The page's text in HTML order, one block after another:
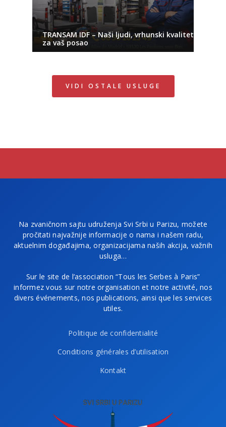
TRANSAM IDF – Naši ljudi, vrhunski kvalitet
za vaš posao
VIDI OSTALE USLUGE
Na zvaničnom sajtu udruženja Svi Srbi u Parizu, možete
pročitati najvažnije informacije o nama i našem radu,
aktuelnim događajima, organizacijama naših akcija, važnih
usluga…
Sur le site de l’association “Tous les Serbes à Paris”
informez vous sur notre organisation et notre activité, nos
divers événements, nos publications, ainsi que les services
utiles.
Politique de confidentialité
Conditions générales d’utilisation
Kontakt